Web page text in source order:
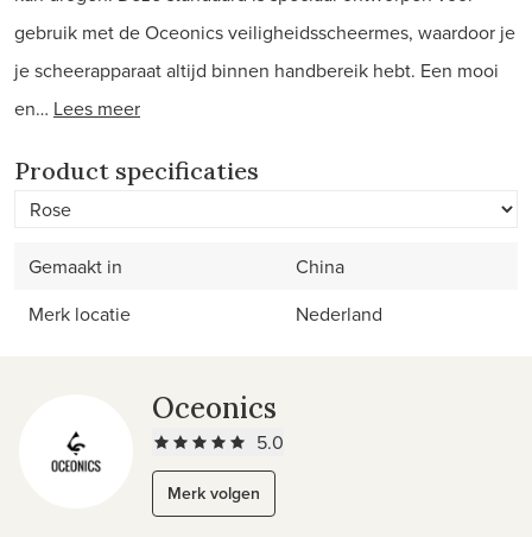
gebruik met de Oceonics veiligheidsscheermes, waardoor je
je scheerapparaat altijd binnen handbereik hebt. Een mooi
en… Lees meer
Product specificaties
Gemaakt in
China
Merk locatie
Nederland
Oceonics
5.0
Merk volgen